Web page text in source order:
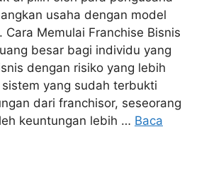
usaha dengan model
Memulai Franchise Bisnis
besar bagi individu yang
dengan risiko yang lebih
yang sudah terbukti
dari franchisor, seseorang
keuntungan lebih … Baca